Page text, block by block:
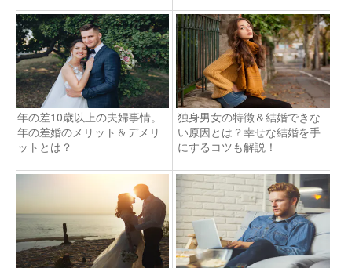
年の差10歳以上の夫婦事情。
年の差婚のメリット＆デメリ
ットとは？
独身男女の特徴＆結婚できな
い原因とは？幸せな結婚を手
にするコツも解説！